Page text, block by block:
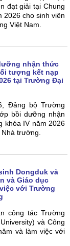
đạt giải tại Chung
2026 cho sinh viên
Việt Nam.
nhận thức
tượng kết nạp
tại Trường Đại
Đảng bộ Trường
bồi dưỡng nhận
khóa IV năm 2026
trường.
Dongduk và
và Giáo dục
với Trường
công tác Trường
và Công
và làm việc với